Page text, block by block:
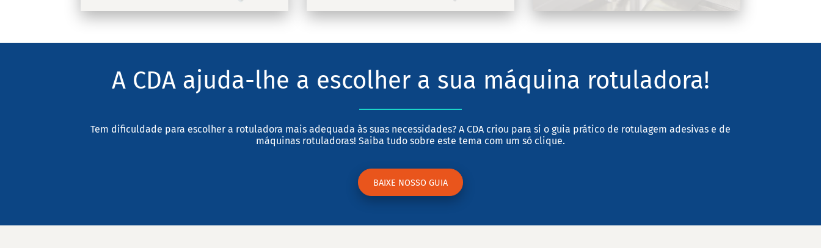
A CDA ajuda-lhe a escolher a sua máquina rotuladora!
Tem dificuldade para escolher a rotuladora mais adequada às suas necessidades? A CDA criou para si o guia prático de rotulagem adesivas e de
máquinas rotuladoras! Saiba tudo sobre este tema com um só clique.
BAIXE NOSSO GUIA